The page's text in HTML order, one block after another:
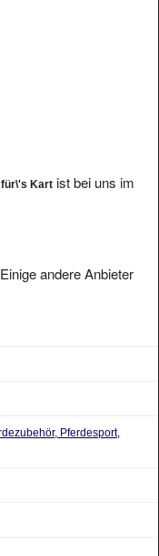
für\'s Kart ist bei uns im
andere Anbieter
Pferdesport,